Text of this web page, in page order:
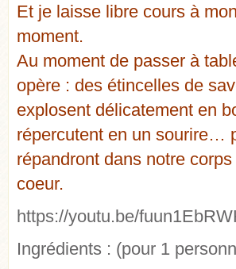
Et je laisse libre cours à
moment.
Au moment de passer à
opère : des étincelles de
explosent délicatement en
répercutent en un sourire…
répandront dans notre
coeur.
https://youtu.be/
Ingrédients : (pour 1